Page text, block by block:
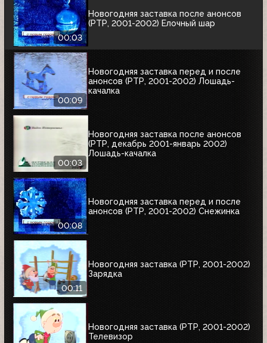
00:03
Новогодняя заставка после анонсов
(РТР, 2001-2002) Елочный шар
00:09
Новогодняя заставка перед и после
анонсов (РТР, 2001-2002) Лошадь-
качалка
00:03
Новогодняя заставка после анонсов
(РТР, декабрь 2001-январь 2002)
Лошадь-качалка
00:08
Новогодняя заставка перед и после
анонсов (РТР, 2001-2002) Снежинка
00:11
Новогодняя заставка (РТР, 2001-2002)
Зарядка
Новогодняя заставка (РТР, 2001-2002)
Телевизор